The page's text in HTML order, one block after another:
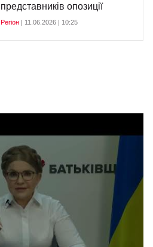
представників опозиції
Регіон | 11.06.2026 | 10:25